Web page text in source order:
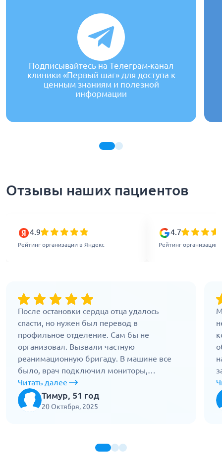
Подписывайтесь на Телеграм-канал
клиники «Первый шаг» для доступа к
ценным знаниям и полезной
информации
Отзывы наших пациентов
4.9
Рейтинг организации в Яндекс
4.7
Рейтинг организации
После остановки сердца отца удалось
спасти, но нужен был перевод в
профильное отделение. Сам бы не
организовал. Вызвали частную
реанимационную бригаду. В машине все
было, врач подключил мониторы,
кислород, следил за показателями. По
дороге не отходил. Доехали быстро, но без
резких движений. Приняли без задержек.
Читать далее
Тимур, 51 год
20 Октября, 2025